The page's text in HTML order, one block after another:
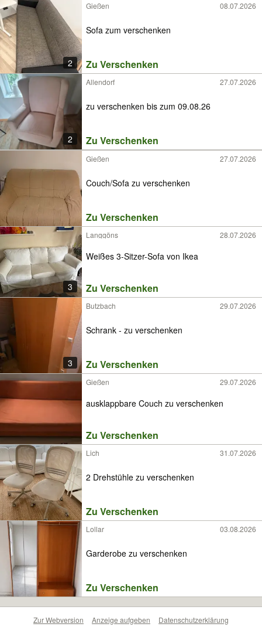
2
Gießen 08.07.2026
Sofa zum verschenken
Zu Verschenken
2
Allendorf 27.07.2026
zu verschenken bis zum 09.08.26
Zu Verschenken
Gießen 27.07.2026
Couch/Sofa zu verschenken
Zu Verschenken
3
Langgöns 28.07.2026
Weißes 3-Sitzer-Sofa von Ikea
Zu Verschenken
3
Butzbach 29.07.2026
Schrank - zu verschenken
Zu Verschenken
Gießen 29.07.2026
ausklappbare Couch zu verschenken
Zu Verschenken
Lich 31.07.2026
2 Drehstühle zu verschenken
Zu Verschenken
Lollar 03.08.2026
Garderobe zu verschenken
Zu Verschenken
Zur Webversion Anzeige aufgeben Datenschutzerklärung